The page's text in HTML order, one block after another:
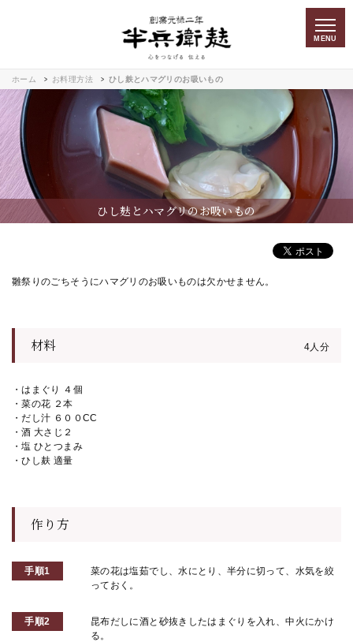
MENU
ホーム お料理方法 ひし麸とハマグリのお吸いもの
ひし麸とハマグリのお吸いもの
雛祭りのごちそうにハマグリのお吸いものは欠かせません。
材料 4人分
・はまぐり ４個
・菜の花 ２本
・だし汁 ６００CC
・酒 大さじ２
・塩 ひとつまみ
・ひし麸 適量
作り方
手順1
菜の花は塩茹でし、水にとり、半分に切って、水気を絞
っておく。
手順2
昆布だしに酒と砂抜きしたはまぐりを入れ、中火にかけ
る。